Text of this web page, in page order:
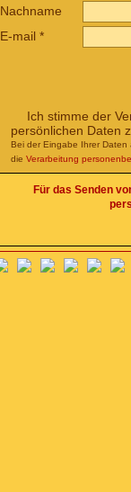
Nachname
E-mail *
Ich stimme der
persönlichen Daten
Bei der Eingabe Ihrer Daten
die Verarbeitung
Für das Senden